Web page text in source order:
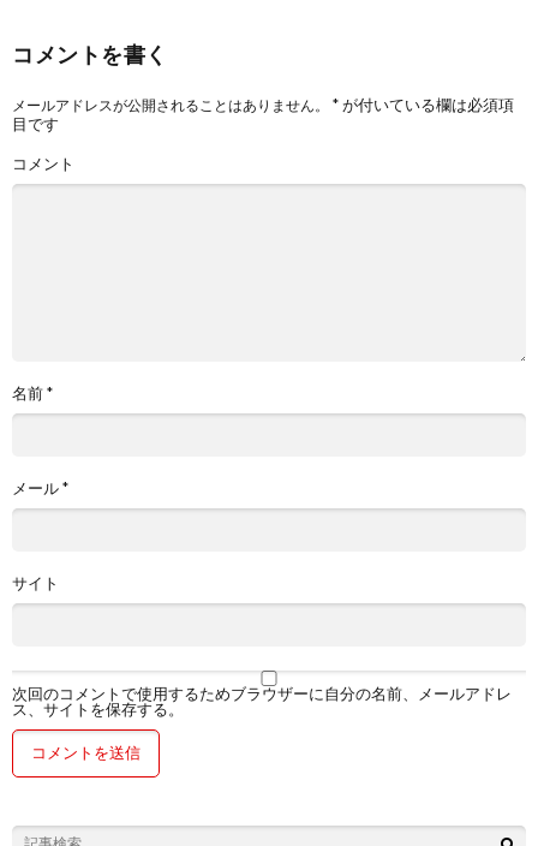
コメントを書く
メールアドレスが公開されることはありません。 *が付いている欄は必須項
目です
コメント
名前*
メール*
サイト
次回のコメントで使用するためブラウザーに自分の名前、メールアドレ
ス、サイトを保存する。